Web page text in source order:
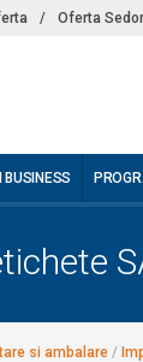
/ Oferta
BUSINESS
si ambalare /